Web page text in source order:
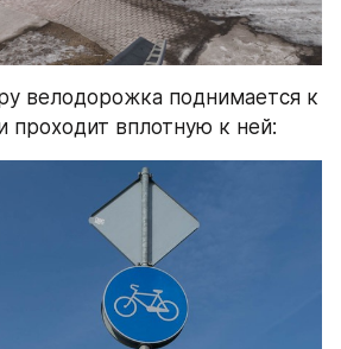
велодорожка поднимается к
проходит вплотную к ней: